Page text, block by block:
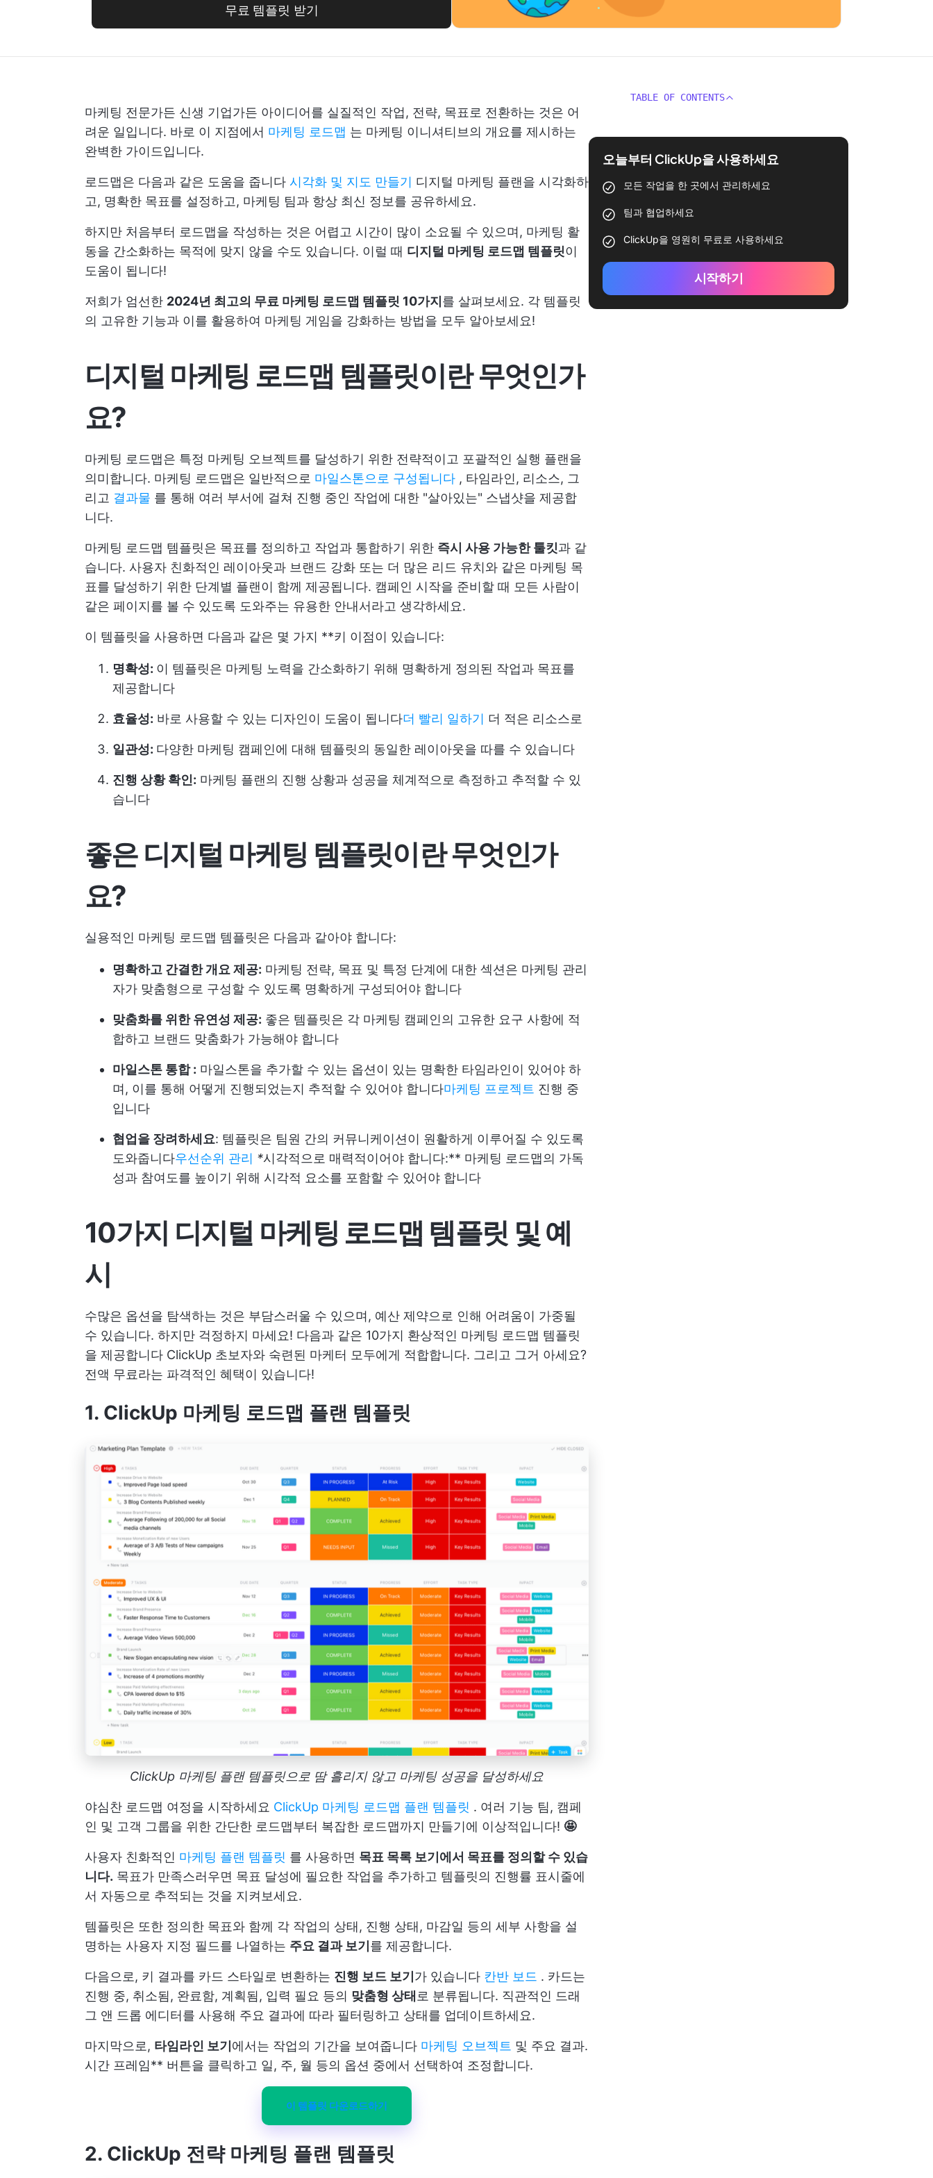
무료 템플릿 받기
마케팅 전문가든 신생 기업가든 아이디어를 실질적인 작업, 전략, 목표로 전환하는 것은 어
려운 일입니다. 바로 이 지점에서 마케팅 로드맵 는 마케팅 이니셔티브의 개요를 제시하는
완벽한 가이드입니다.
로드맵은 다음과 같은 도움을 줍니다 시각화 및 지도 만들기 디지털 마케팅 플랜을 시각화하
고, 명확한 목표를 설정하고, 마케팅 팀과 항상 최신 정보를 공유하세요.
하지만 처음부터 로드맵을 작성하는 것은 어렵고 시간이 많이 소요될 수 있으며, 마케팅 활
동을 간소화하는 목적에 맞지 않을 수도 있습니다. 이럴 때 디지털 마케팅 로드맵 템플릿이
도움이 됩니다!
저희가 엄선한 2024년 최고의 무료 마케팅 로드맵 템플릿 10가지 를 살펴보세요. 각 템플릿
의 고유한 기능과 이를 활용하여 마케팅 게임을 강화하는 방법을 모두 알아보세요!
디지털 마케팅 로드맵 템플릿이란 무엇인가
요?
마케팅 로드맵은 특정 마케팅 오브젝트를 달성하기 위한 전략적이고 포괄적인 실행 플랜을
의미합니다. 마케팅 로드맵은 일반적으로 마일스톤으로 구성됩니다 , 타임라인, 리소스, 그
리고 결과물 를 통해 여러 부서에 걸쳐 진행 중인 작업에 대한 "살아있는" 스냅샷을 제공합
니다.
마케팅 로드맵 템플릿은 목표를 정의하고 작업과 통합하기 위한 즉시 사용 가능한 툴킷과 같
습니다. 사용자 친화적인 레이아웃과 브랜드 강화 또는 더 많은 리드 유치와 같은 마케팅 목
표를 달성하기 위한 단계별 플랜이 함께 제공됩니다. 캠페인 시작을 준비할 때 모든 사람이
같은 페이지를 볼 수 있도록 도와주는 유용한 안내서라고 생각하세요.
이 템플릿을 사용하면 다음과 같은 몇 가지 **키 이점이 있습니다:
명확성: 이 템플릿은 마케팅 노력을 간소화하기 위해 명확하게 정의된 작업과 목표를
제공합니다
효율성: 바로 사용할 수 있는 디자인이 도움이 됩니다더 빨리 일하기 더 적은 리소스로
일관성: 다양한 마케팅 캠페인에 대해 템플릿의 동일한 레이아웃을 따를 수 있습니다
진행 상황 확인: 마케팅 플랜의 진행 상황과 성공을 체계적으로 측정하고 추적할 수 있
습니다
좋은 디지털 마케팅 템플릿이란 무엇인가
요?
실용적인 마케팅 로드맵 템플릿은 다음과 같아야 합니다:
명확하고 간결한 개요 제공: 마케팅 전략, 목표 및 특정 단계에 대한 섹션은 마케팅 관리
자가 맞춤형으로 구성할 수 있도록 명확하게 구성되어야 합니다
맞춤화를 위한 유연성 제공: 좋은 템플릿은 각 마케팅 캠페인의 고유한 요구 사항에 적
합하고 브랜드 맞춤화가 가능해야 합니다
마일스톤 통합 : 마일스톤을 추가할 수 있는 옵션이 있는 명확한 타임라인이 있어야 하
며, 이를 통해 어떻게 진행되었는지 추적할 수 있어야 합니다마케팅 프로젝트 진행 중
입니다
협업을 장려하세요: 템플릿은 팀원 간의 커뮤니케이션이 원활하게 이루어질 수 있도록
도와줍니다우선순위 관리 *시각적으로 매력적이어야 합니다:** 마케팅 로드맵의 가독
성과 참여도를 높이기 위해 시각적 요소를 포함할 수 있어야 합니다
10가지 디지털 마케팅 로드맵 템플릿 및 예
시
수많은 옵션을 탐색하는 것은 부담스러울 수 있으며, 예산 제약으로 인해 어려움이 가중될
수 있습니다. 하지만 걱정하지 마세요! 다음과 같은 10가지 환상적인 마케팅 로드맵 템플릿
을 제공합니다 ClickUp 초보자와 숙련된 마케터 모두에게 적합합니다. 그리고 그거 아세요?
전액 무료라는 파격적인 혜택이 있습니다!
1. ClickUp 마케팅 로드맵 플랜 템플릿
ClickUp 마케팅 플랜 템플릿으로 땀 흘리지 않고 마케팅 성공을 달성하세요
야심찬 로드맵 여정을 시작하세요 ClickUp 마케팅 로드맵 플랜 템플릿 . 여러 기능 팀, 캠페
인 및 고객 그룹을 위한 간단한 로드맵부터 복잡한 로드맵까지 만들기에 이상적입니다! 🤩
사용자 친화적인 마케팅 플랜 템플릿 를 사용하면 목표 목록 보기에서 목표를 정의할 수 있습
니다. 목표가 만족스러우면 목표 달성에 필요한 작업을 추가하고 템플릿의 진행률 표시줄에
서 자동으로 추적되는 것을 지켜보세요.
템플릿은 또한 정의한 목표와 함께 각 작업의 상태, 진행 상태, 마감일 등의 세부 사항을 설
명하는 사용자 지정 필드를 나열하는 주요 결과 보기를 제공합니다.
다음으로, 키 결과를 카드 스타일로 변환하는 진행 보드 보기가 있습니다 칸반 보드 . 카드는
진행 중, 취소됨, 완료함, 계획됨, 입력 필요 등의 맞춤형 상태 로 분류됩니다. 직관적인 드래
그 앤 드롭 에디터를 사용해 주요 결과에 따라 필터링하고 상태를 업데이트하세요.
마지막으로, 타임라인 보기에서는 작업의 기간을 보여줍니다 마케팅 오브젝트 및 주요 결과.
시간 프레임** 버튼을 클릭하고 일, 주, 월 등의 옵션 중에서 선택하여 조정합니다.
이 템플릿 다운로드하기
2. ClickUp 전략 마케팅 플랜 템플릿
TABLE OF CONTENTS
오늘부터 ClickUp을 사용하세요
모든 작업을 한 곳에서 관리하세요
팀과 협업하세요
ClickUp을 영원히 무료로 사용하세요
시작하기